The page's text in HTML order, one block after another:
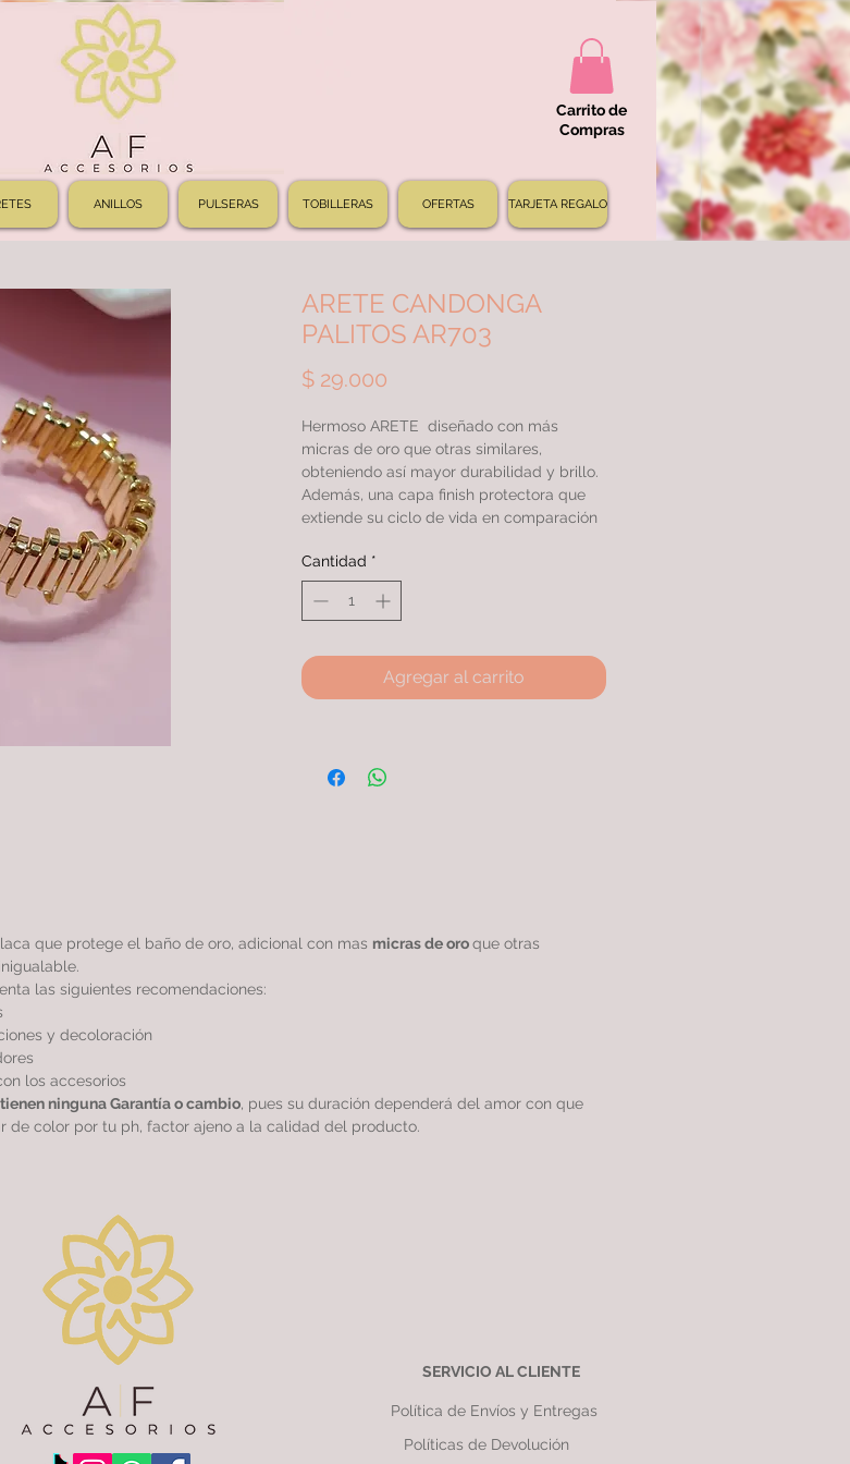
Carrito de
Compras
ANILLOS PULSERAS TOBILLERAS OFERTAS TARJETA REGALO
ARETE CANDONGA
PALITOS AR703
$ 29.000Precio
Hermoso ARETE diseñado con más
micras de oro que otras similares,
obteniendo así mayor durabilidad y brillo.
Además, una capa finish protectora que
extiende su ciclo de vida en comparación
ARETE con doble baño de oro 24k con
más micras, rodinado garantizando una
calidad excepcional.
Cantidad *
Agregar al carrito
que protege el baño de oro, adicional con mas micras de oroque otras
inigualable.
las siguientes recomendaciones:
y decoloración
los accesorios
ninguna Garantía o cambio, pues su duración dependerá del amor con que
de color por tu ph, factor ajeno a la calidad del producto.
SERVICIO AL CLIENTE
Política de Envíos y Entregas
Políticas de Devolución